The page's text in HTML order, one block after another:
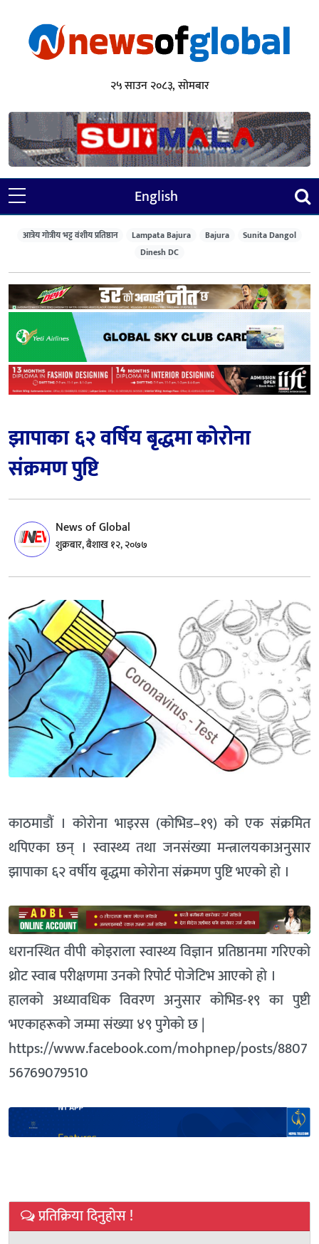
२५ साउन २०८३, सोमबार
English
आत्रेय गोत्रीय भट्ट वंशीय प्रतिष्ठान Lampata Bajura Bajura
Sunita Dangol
Dinesh DC
झापाका ६२ वर्षिय बृद्धमा कोरोना
संक्रमण पुष्टि
News of Global
शुक्रबार, बैशाख १२, २०७७
काठमाडौं । कोरोना भाइरस (कोभिड–१९) को एक संक्रमित
थपिएका छन् । स्वास्थ्य तथा जनसंख्या मन्त्रालयकाअनुसार
झापाका ६२ वर्षीय बृद्धमा कोरोना संक्रमण पुष्टि भएको हो ।
धरानस्थित वीपी कोइराला स्वास्थ्य विज्ञान प्रतिष्ठानमा गरिएको
थ्रोट स्वाब परीक्षणमा उनको रिपोर्ट पोजेटिभ आएको हो ।
हालको अध्यावधिक विवरण अनुसार कोभिड-१९ का पुष्टी
भएकाहरूको जम्मा संख्या ४९ पुगेको छ |
https://www.facebook.com/mohpnep/posts/8807
56769079510
प्रतिक्रिया दिनुहोस !